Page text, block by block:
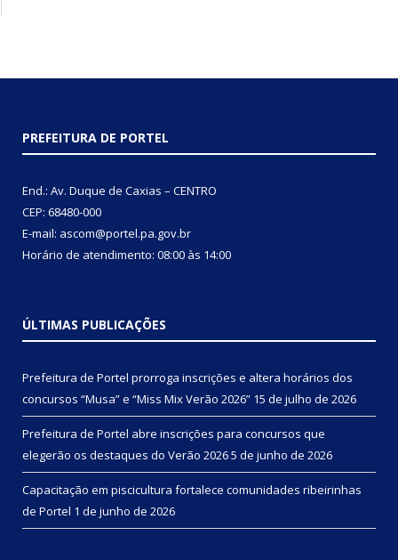
PREFEITURA DE PORTEL
End.: Av. Duque de Caxias – CENTRO
CEP: 68480-000
E-mail: ascom@portel.pa.gov.br
Horário de atendimento: 08:00 às 14:00
ÚLTIMAS PUBLICAÇÕES
Prefeitura de Portel prorroga inscrições e altera horários dos
concursos “Musa” e “Miss Mix Verão 2026” 15 de julho de 2026
Prefeitura de Portel abre inscrições para concursos que
elegerão os destaques do Verão 20265 de junho de 2026
Capacitação em piscicultura fortalece comunidades ribeirinhas
de Portel 1 de junho de 2026